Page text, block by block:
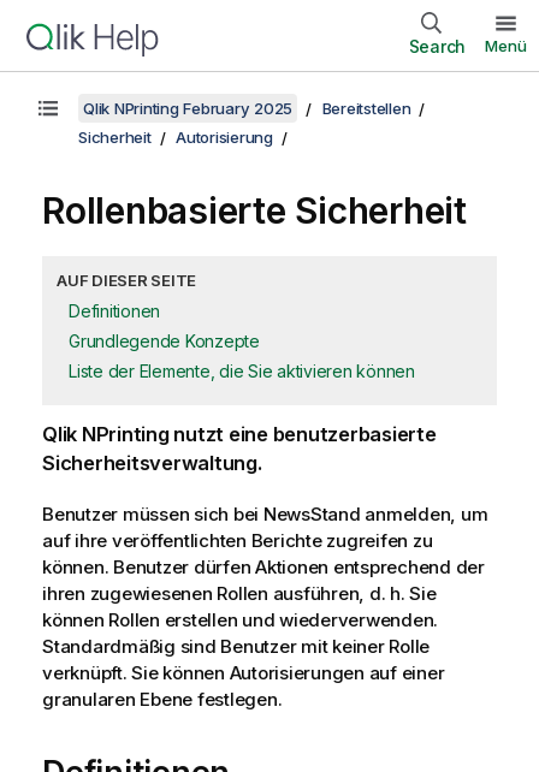
Search Menü
Qlik NPrinting February 2025
Bereitstellen
Sicherheit
Autorisierung
Rollenbasierte Sicherheit
AUF DIESER SEITE
Definitionen
Grundlegende Konzepte
Liste der Elemente, die Sie aktivieren können
Qlik NPrintingnutzt eine benutzerbasierte
Sicherheitsverwaltung.
Benutzer müssen sich bei NewsStand anmelden, um
auf ihre veröffentlichten Berichte zugreifen zu
können. Benutzer dürfen Aktionen entsprechend der
ihren zugewiesenen Rollen ausführen, d. h. Sie
können Rollen erstellen und wiederverwenden.
Standardmäßig sind Benutzer mit keiner Rolle
verknüpft. Sie können Autorisierungen auf einer
granularen Ebene festlegen.